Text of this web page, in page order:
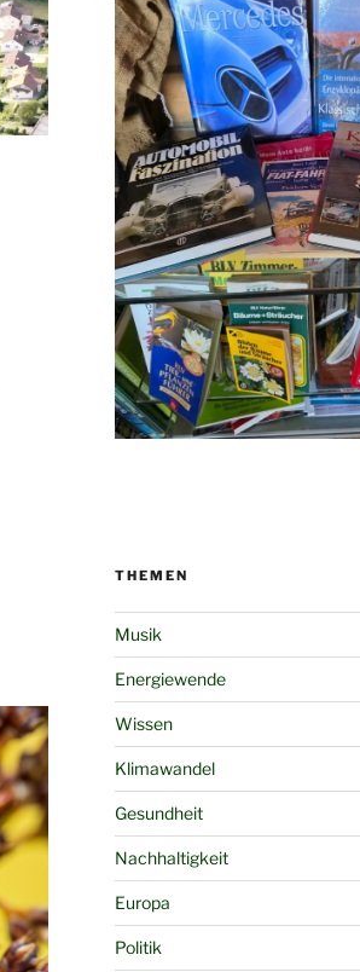
THEMEN
Musik
Energiewende
Wissen
Klimawandel
Gesundheit
Nachhaltigkeit
Europa
Politik